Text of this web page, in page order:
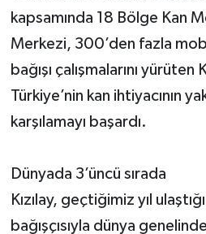
kapsamında 18 Bölge Kan
Merkezi, 300’den fazla
bağışı çalışmalarını yürüten
Türkiye’nin kan ihtiyacının
karşılamayı başardı.
Dünyada 3’üncü sırada
Kızılay, geçtiğimiz yıl
bağışçısıyla dünya